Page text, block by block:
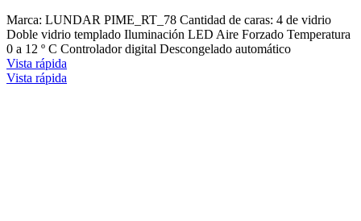
Marca: LUNDAR PIME_RT_78 Cantidad de caras: 4 de vidrio
Doble vidrio templado Iluminación LED Aire Forzado Temperatura
0 a 12 º C Controlador digital Descongelado automático
Vista rápida
Vista rápida